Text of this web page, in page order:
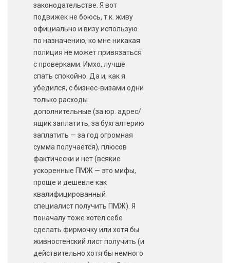
законодательстве. Я вот
подвижек не боюсь, т.к. живу
официально и визу использую
по назначению, ко мне никакая
полиция не может привязаться
с проверками. Имхо, лучше
спать спокойно. Да и, как я
убедился, с бизнес-визами одни
только расходы
дополнительные (за юр. адрес/
ящик заплатить, за бухгалтерию
заплатить — за год огромная
сумма получается), плюсов
фактически и нет (всякие
ускоренные ПМЖ — это мифы,
проще и дешевле как
квалифицированный
специалист получить ПМЖ). Я
поначалу тоже хотел себе
сделать фирмочку или хотя бы
живностенский лист получить (и
действительно хотя бы немного